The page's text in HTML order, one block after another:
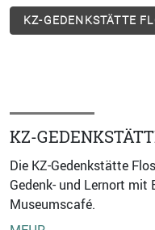
KZ-GEDENKSTÄTTE
KZ-
Die KZ-Gedenkstätte
Gedenk- und Lernort mit
Museumscafé.